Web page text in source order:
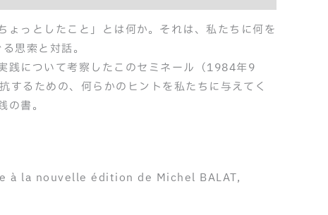
っとしたこと」とは何か。それは、私たちに何を
思索と対話。
践について考察したこのセミネール（1984年9
るための、何らかのヒントを私たちに与えてく
書。
à la nouvelle édition de Michel BALAT,